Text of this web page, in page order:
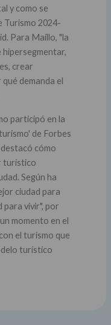
y como se
Turismo 2024-
Para Maíllo, "la
crear
demanda el
participó en la
de Forbes
cómo
turístico
Según ha
ciudad para
para vivir", por
momento en el
el turismo que
turístico